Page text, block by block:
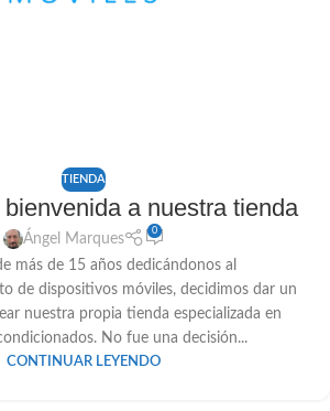
TIENDA
a nuestra tienda
Ángel Marques
0
más de 15 años dedicándonos al
de dispositivos móviles, decidimos dar un
nuestra propia tienda especializada en
No fue una decisión...
CONTINUAR LEYENDO